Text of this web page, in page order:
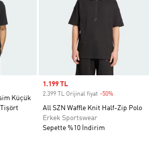
Küçük
Tişört
Sale price
1.199 TL
2.399 TL Orijinal fiyat -50%
All SZN Waffle Knit Half-Zip Polo
Erkek Sportswear
Sepette %10 İndirim